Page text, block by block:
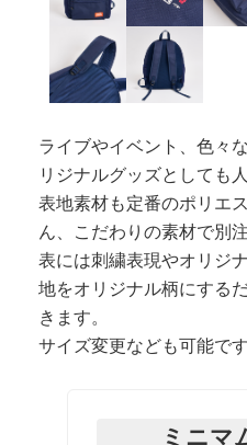
ライブやイベント、色々
リジナルグッズとしても
表地素材も定番のポリエ
ん、こだわりの素材で別注
表には刺繍表現やオリジ
地をオリジナル柄にする
きます。
サイズ変更なども可能です
ミニマ